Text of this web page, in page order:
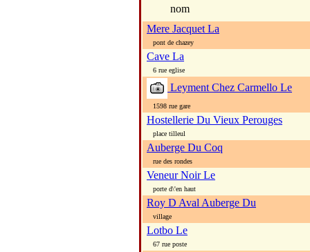
nom
Mere Jacquet La
pont de chazey
Cave La
6 rue eglise
Leyment Chez Carmello Le
1598 rue gare
Hostellerie Du Vieux Perouges
place tilleul
Auberge Du Coq
rue des rondes
Veneur Noir Le
porte d\'en haut
Roy D Aval Auberge Du
village
Lotbo Le
67 rue poste